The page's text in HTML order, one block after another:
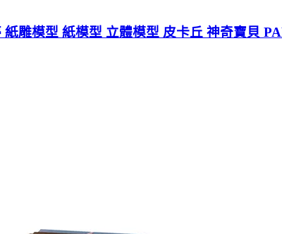
紙雕模型 紙模型 立體模型 皮卡丘 神奇寶貝